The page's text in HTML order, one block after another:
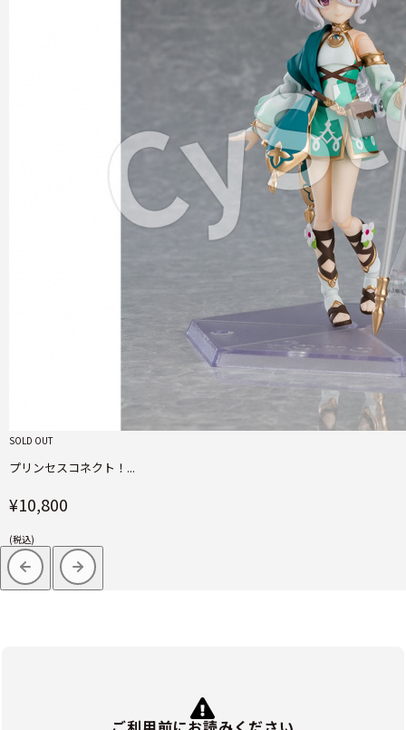
SOLD OUT
プリンセスコネクト！...
¥10,800
(税込)